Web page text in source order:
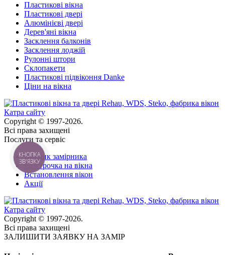
Пластикові вікна
Пластикові двері
Алюмінієві двері
Дерев'яні вікна
Засклення балконів
Засклення лоджій
Рулонні штори
Склопакети
Пластикові підвіконня Danke
Ціни на вікна
Катра сайту
Copyright © 1997-2026.
Всі права захищені
Послуги та сервіс
Виклик замірника
Розстрочка на вікна
Встановлення вікон
Акції
Катра сайту
Copyright © 1997-2026.
Всі права захищені
ЗАЛИШИТИ ЗАЯВКУ НА ЗАМІР
КНОПКА
ЗВ'ЯЗКУ